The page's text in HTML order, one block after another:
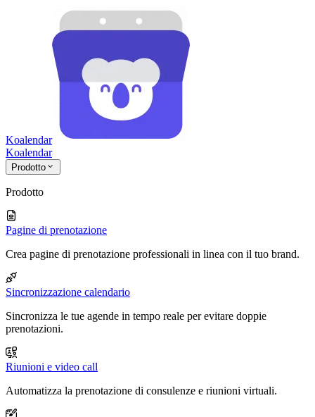
Koalendar
Koalendar
Prodotto
Prodotto
Pagine di prenotazione
Crea pagine di prenotazione professionali in linea con il tuo brand.
Sincronizzazione calendario
Sincronizza le tue agende in tempo reale per evitare doppie
prenotazioni.
Riunioni e video call
Automatizza la prenotazione di consulenze e riunioni virtuali.